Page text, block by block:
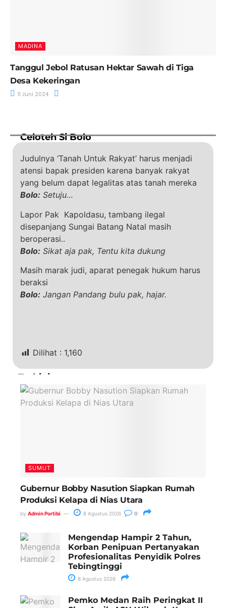
MADINA
Tanggul Jebol Ratusan Hektar Sawah di Tiga
Desa Kekeringan
11 Juni 2024
Celoteh Si Bolo
Judulnya ‘Tanah Untuk Rakyat’ harus menjadi
atensi bapak presiden karena banyak rakyat
yang belum dapat legalitas atas tanah mereka
Bolo: Setuju…
Lapor Pak Kapoldasu, tambang ilegal
disepanjang Sungai Batang Natal masih
beroperasi..
Bolo: Sikat aja pak, Tentu kita dukung
Masih marak judi, aparat penegak hukum harus
beraksi
Bolo: Jangan Pandang bulu pak, hajar.
Dilihat : 1,160
Terkini
SUMUT
Gubernur Bobby Nasution Siapkan Rumah
Produksi Kelapa di Nias Utara
by Admin Portibi 8 Agustus 2026 0
Mengendap Hampir 2 Tahun,
Korban Penipuan Pertanyakan
Profesionalitas Penyidik Polres
Tebingtinggi
8 Agustus 2026
Pemko Medan Raih Peringkat II